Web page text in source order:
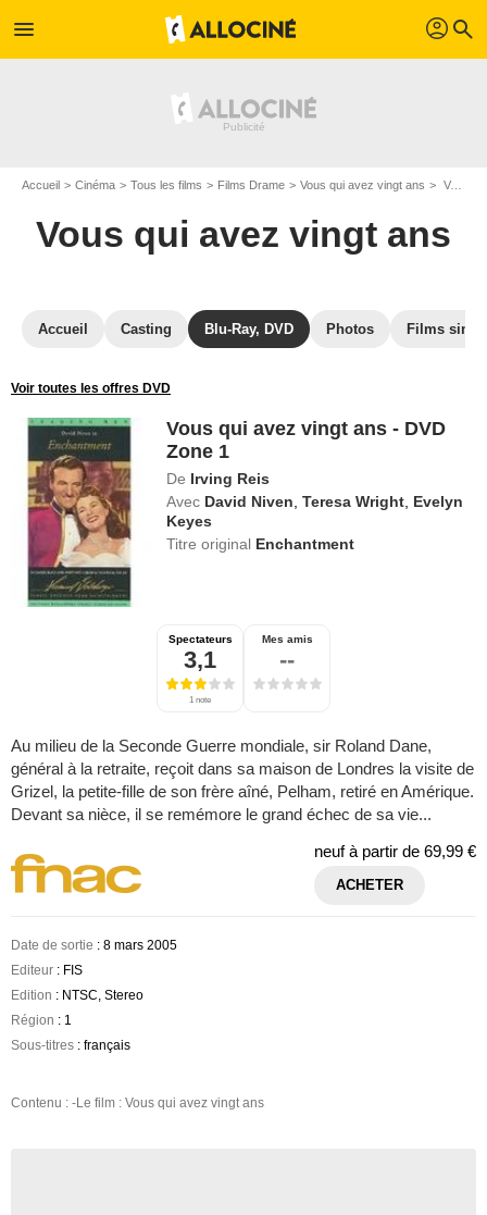
menu profil search
Accueil Cinéma Tous les films Films Drame Vous qui avez vingt ans Vous qui avez vingt ans - DVD Zone 1
Vous qui avez vingt ans
Accueil Casting Blu-Ray, DVD Photos Films
Voir toutes les offres DVD
Vous qui avez vingt ans - DVD
Zone 1
De Irving Reis
Avec David Niven ,Teresa Wright Evelyn
Keyes
Titre original Enchantment
Spectateurs
3,1
1 note
Mes amis
--
Au milieu de la Seconde Guerre mondiale, sir Roland Dane,
général à la retraite, reçoit dans sa maison de Londres la visite de
Grizel, la petite-fille de son frère aîné, Pelham, retiré en Amérique.
Devant sa nièce, il se remémore le grand échec de sa vie...
neuf à partir de 69,99 €
ACHETER
Date de sortie : 8 mars 2005
Editeur : FIS
Edition : NTSC, Stereo
Région : 1
Sous-titres : français
Contenu : -Le film : Vous qui avez vingt ans